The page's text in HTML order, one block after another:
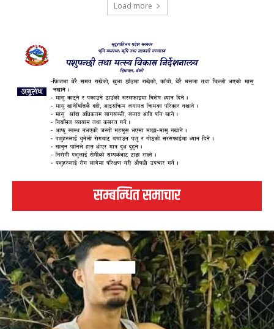
Load more
सम्बन्धित समाचार